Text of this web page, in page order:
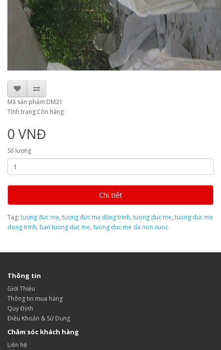
Mã sản phẩm:DM21
Tình trạng:Còn hàng
0 VNĐ
Số lượng
Chi tiết
Tag: tượng đức mẹ, tượng đức mẹ đồng trinh, tuong duc me, tuong duc me
dong trinh, ban tuong duc me, tuong duc me da non nuoc
Thông tin
Giới Thiệu
Thông tin mua hàng
Quy Định
Điều Khoản & Sử Dụng
Chăm sóc khách hàng
Liên hệ